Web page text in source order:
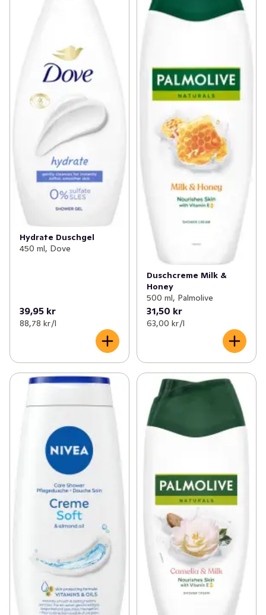
Hydrate Duschgel
450 ml, Dove
39,95 kr
88,78 kr /l
Duschcreme Milk &
Honey
500 ml, Palmolive
31,50 kr
63,00 kr /l